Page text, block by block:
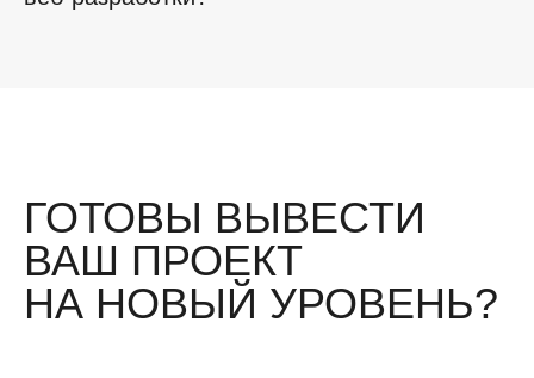
ГОТОВЫ ВЫВЕСТИ
ВАШ ПРОЕКТ
НА НОВЫЙ УРОВЕНЬ?